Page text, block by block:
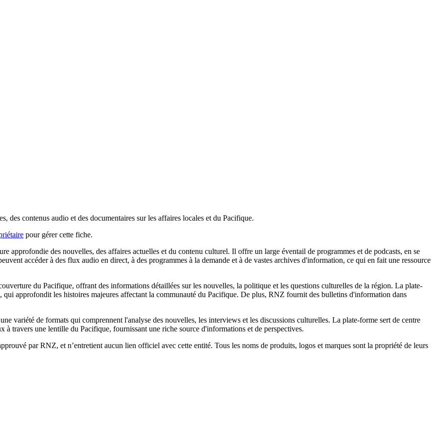
contenus audio et des documentaires sur les affaires locales et du Pacifique.
pour gérer cette fiche.
approfondie des nouvelles, des affaires actuelles et du contenu culturel. Il offre un large éventail de programmes et de podcasts, en se
accéder à des flux audio en direct, à des programmes à la demande et à de vastes archives d'information, ce qui en fait une ressource
du Pacifique, offrant des informations détaillées sur les nouvelles, la politique et les questions culturelles de la région. La plate-
qui approfondit les histoires majeures affectant la communauté du Pacifique. De plus, RNZ fournit des bulletins d'information dans
variété de formats qui comprennent l'analyse des nouvelles, les interviews et les discussions culturelles. La plate-forme sert de centre
travers une lentille du Pacifique, fournissant une riche source d'informations et de perspectives.
par RNZ, et n’entretient aucun lien officiel avec cette entité. Tous les noms de produits, logos et marques sont la propriété de leurs